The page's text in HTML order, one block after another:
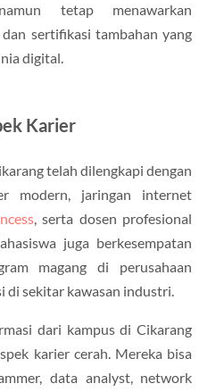
tetap menawarkan
sertifikasi tambahan yang
digital.
Karier
telah dilengkapi dengan
modern, jaringan internet
, serta dosen profesional
juga berkesempatan
magang di perusahaan
di sekitar kawasan industri.
dari kampus di Cikarang
karier cerah. Mereka bisa
data analyst, network